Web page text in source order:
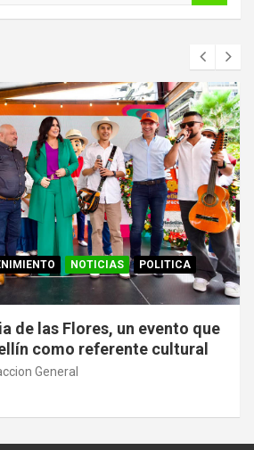
NOTICIAS
POLITICA
de las Flores, un evento que
como referente cultural
General